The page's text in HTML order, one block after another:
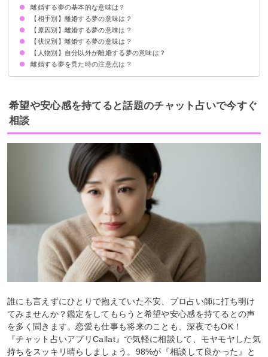
離婚する夢の基本的な意味は？
①パートナーとの別れに不安を感じている暗示
②相手のことを強く想っている暗示
状況によって意味が決まる
【相手別】離婚する夢の意味は？
旦那・妻と離婚する夢【警告夢】
知らない人と離婚する夢【願望夢】
元彼と離婚する夢【願望夢】
芸能人と離婚する夢【吉夢】
【原因別】離婚する夢の意味は？
浮気されて離婚する夢【凶夢】
自分が浮気して離婚する夢【警告夢】
喧嘩して離婚する夢【吉夢】
性格や価値観が合わず離婚する夢【警告夢】
経済的な問題で離婚する夢【警告夢】
暴力を受けて離婚する夢【凶夢・吉夢】
【状況別】離婚する夢の意味は？
離婚を切り出す夢【願望夢】
離婚届を書く・出す夢【凶夢】
離婚して泣く夢【凶夢】
離婚を切り出される夢【吉夢】
離婚して再婚する夢【吉夢】
未婚・独身なのに離婚する夢【吉夢】
妊娠中に離婚する夢【吉夢】
死産・流産して離婚する夢【凶夢・吉夢】
離婚して後悔する夢【願望夢】
離婚について話し合う夢【願望夢】
離婚調停の夢【凶夢】
離婚して引っ越しする夢【吉夢】
【人物別】自分以外が離婚する夢の意味は？
両親が離婚する夢【吉夢】
友達が離婚する夢【警告夢・吉夢】
兄・弟が離婚する夢【吉夢】
姉・妹が離婚する夢【吉夢】
元旦那・元妻が離婚する夢【凶夢】
祖父母が離婚する夢【吉夢】
芸能人が離婚する夢【警告夢】
好きな人が離婚する夢【警告夢】
離婚する夢を見た時の注意点は？
吉夢なら話さず警告夢や凶夢は人に話す
希望や安心感を持てると話題のチャット占いで今すぐ
相談
誰にも言えずにひとりで抱えていた不安、プロ占い師に打ち明け
てみませんか？鑑定をしてもらうと希望や安心感を持てるとの声
を多く聞きます。恋愛も仕事も将来のことも、深夜でもOK！
『チャット占いアプリCallat』で気軽に相談して、モヤモヤした気
持ちをスッキリ晴らしましょう。98%が『相談して良かった』と